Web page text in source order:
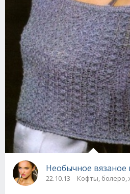
Необычное
22.10.13 Кофты, болеро,